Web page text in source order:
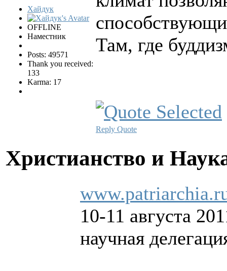
Хайдук
OFFLINE
Наместник
Posts: 49571
Thank you received:
133
Karma: 17
Там, где
Reply Quote
Христианство и
10-11 августа
научная